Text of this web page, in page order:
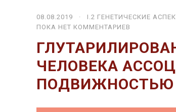
08.08.2019 · I.2 ГЕ­НЕ­ТИ­ЧЕ­СКИЕ
ПОКА НЕТ КОММЕНТАРИЕВ
ЧЕЛОВЕКА
ПОДВИЖНОСТЬЮ